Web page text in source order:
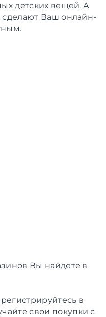
детских вещей. А
сделают Ваш онлайн-
Вы найдете в
в
свои покупки с